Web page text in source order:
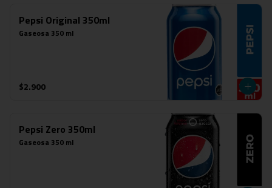
Pepsi Original 350ml
Gaseosa 350 ml
$2.900
Pepsi Zero 350ml
Gaseosa 350 ml